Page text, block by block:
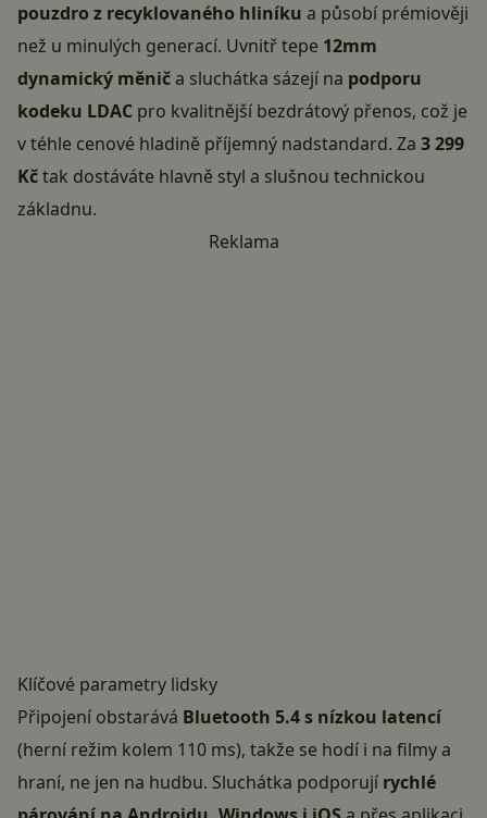
pouzdro z recyklovaného hliníku a působí prémiověji
než u minulých generací. Uvnitř tepe 12mm
dynamický měniča sluchátka sázejí na podporu
kodeku LDAC pro kvalitnější bezdrátový přenos, což je
v téhle cenové hladině příjemný nadstandard. Za 3 299
Kčtak dostáváte hlavně styl a slušnou technickou
základnu.
Reklama
Klíčové parametry lidsky
Připojení obstarává Bluetooth 5.4 s nízkou latencí
(herní režim kolem 110 ms), takže se hodí i na filmy a
hraní, ne jen na hudbu. Sluchátka podporují rychlé